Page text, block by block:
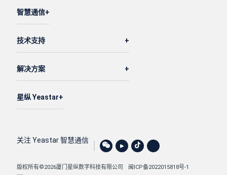
智慧通信
技术支持
解决方案
星纵 Yeastar
关注 Yeastar 智慧通信
版权所有©2026厦门星纵数字科技有限公司 闽ICP备2022015818号-1